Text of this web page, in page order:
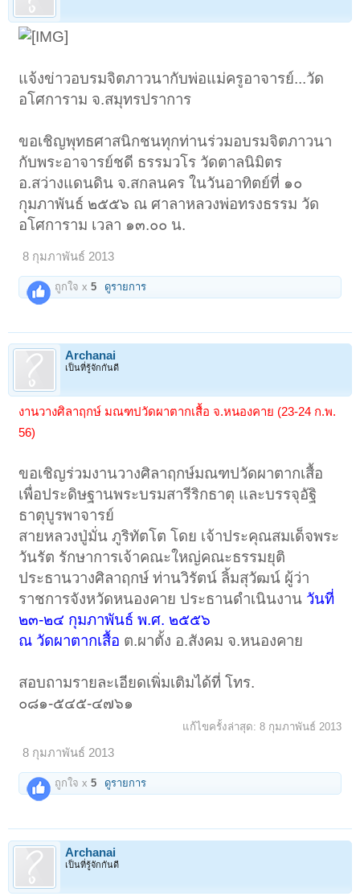
แจ้งข่าวอบรมจิตภาวนากับพ่อแม่ครูอาจารย์...วัด
อโศการาม จ.สมุทรปราการ
ขอเชิญพุทธศาสนิกชนทุกท่านร่วมอบรมจิตภาวนา
กับพระอาจารย์ชดี ธรรมวโร วัดตาลนิมิตร
อ.สว่างแดนดิน จ.สกลนคร ในวันอาทิตย์ที่ ๑๐
กุมภาพันธ์ ๒๕๕๖ ณ ศาลาหลวงพ่อทรงธรรม วัด
อโศการาม เวลา ๑๓.๐๐ น.
8 กุมภาพันธ์ 2013
ถูกใจ x5 ดูรายการ
Archanai
เป็นที่รู้จักกันดี
งานวางศิลาฤกษ์ มณฑปวัดผาตากเสื้อ จ.หนองคาย (23-24 ก.พ.
56)
ขอเชิญร่วมงานวางศิลาฤกษ์มณฑปวัดผาตากเสื้อ
เพื่อประดิษฐานพระบรมสารีริกธาตุ และบรรจุอัฐิ
ธาตุบูรพาจารย์
สายหลวงปู่มั่น ภูริทัตโต โดย เจ้าประคุณสมเด็จพระ
วันรัต รักษาการเจ้าคณะใหญ่คณะธรรมยุติ
ประธานวางศิลาฤกษ์ ท่านวิรัตน์ ลิ้มสุวัฒน์ ผู้ว่า
ราชการจังหวัดหนองคาย ประธานดำเนินงาน วันที่
๒๓-๒๔ กุมภาพันธ์ พ.ศ. ๒๕๕๖
ณ วัดผาตากเสื้อ ต.ผาตั้ง อ.สังคม จ.หนองคาย
สอบถามรายละเอียดเพิ่มเติมได้ที่ โทร.
๐๘๑-๕๔๕-๔๗๖๑
แก้ไขครั้งล่าสุด: 8 กุมภาพันธ์ 2013
8 กุมภาพันธ์ 2013
ถูกใจ x5 ดูรายการ
Archanai
เป็นที่รู้จักกันดี